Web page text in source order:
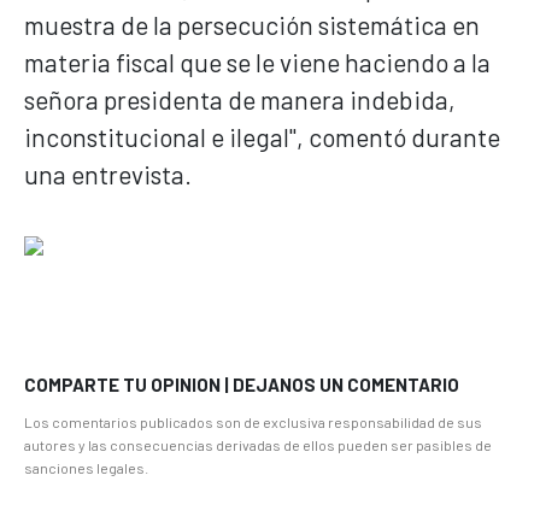
muestra de la persecución sistemática en
materia fiscal que se le viene haciendo a la
señora presidenta de manera indebida,
inconstitucional e ilegal", comentó durante
una entrevista.
COMPARTE TU OPINION | DEJANOS UN COMENTARIO
Los comentarios publicados son de exclusiva responsabilidad de sus
autores y las consecuencias derivadas de ellos pueden ser pasibles de
sanciones legales.